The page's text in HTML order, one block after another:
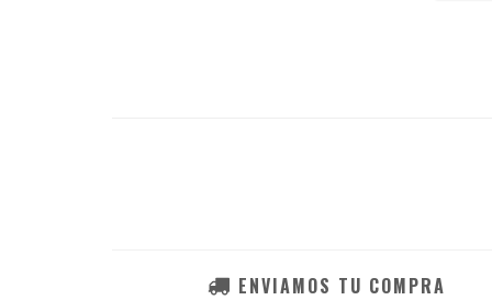
ENVIAMOS TU COMPRA